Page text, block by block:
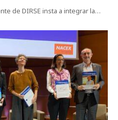
de DIRSE insta a integrar la…